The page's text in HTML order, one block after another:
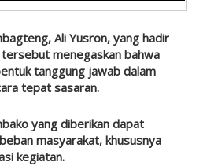
Ali Yusron, yang hadir
menegaskan bahwa
tanggung jawab dalam
tepat sasaran.
yang diberikan dapat
masyarakat, khususnya
kegiatan.